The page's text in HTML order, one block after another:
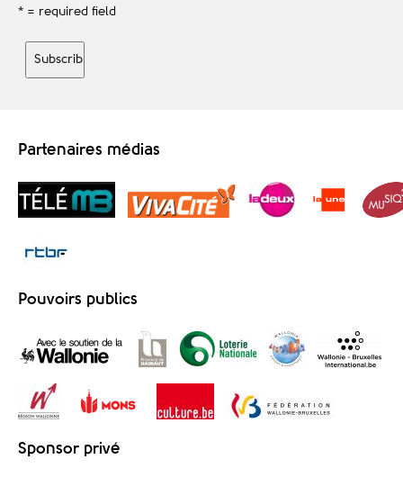
* = required field
Partenaires médias
Pouvoirs publics
Sponsor privé